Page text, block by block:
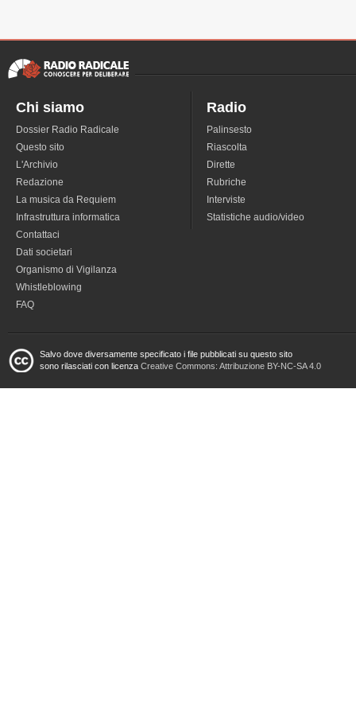
Chi siamo
Dossier Radio Radicale
Questo sito
L'Archivio
Redazione
La musica da Requiem
Infrastruttura informatica
Contattaci
Dati societari
Organismo di Vigilanza
Whistleblowing
FAQ
Radio
Palinsesto
Riascolta
Dirette
Rubriche
Interviste
Statistiche audio/video
Salvo dove diversamente specificato i file pubblicati su questo sito
sono rilasciati con licenza Creative Commons: Attribuzione BY-NC-SA 4.0